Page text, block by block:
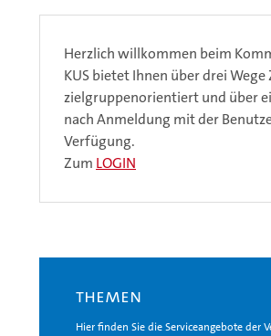
Herzlich willkommen beim
KUS bietet Ihnen über drei
zielgruppenorientiert und über
nach Anmeldung mit der
Verfügung.
Zum LOGIN
The­men
Hier fin­den Sie die Ser­vice­an­ge­bo­te der